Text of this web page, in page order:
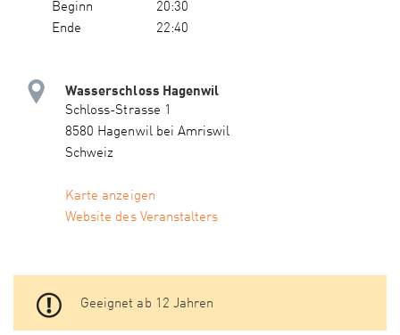
Beginn
20:30
Ende
22:40
Wasserschloss Hagenwil
Schloss-Strasse 1
8580 Hagenwil bei Amriswil
Schweiz
Karte anzeigen
Website des Veranstalters
Geeignet ab 12 Jahren